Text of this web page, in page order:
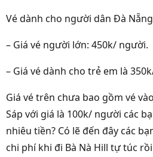
Vé dành cho người dân Đà
– Giá vé người lớn: 450k/ người.
– Giá vé dành cho trẻ em là
Giá vé trên chưa bao gồm vé
Sáp với giá là 100k/ người các
nhiêu tiền? Có lẽ đến đây các
chi phí khi đi Bà Nà Hill tự túc